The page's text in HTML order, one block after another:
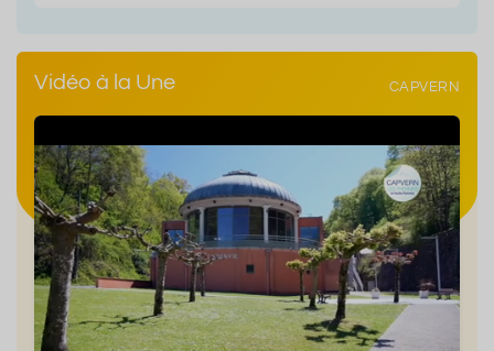
Vidéo à la Une CAPVERN